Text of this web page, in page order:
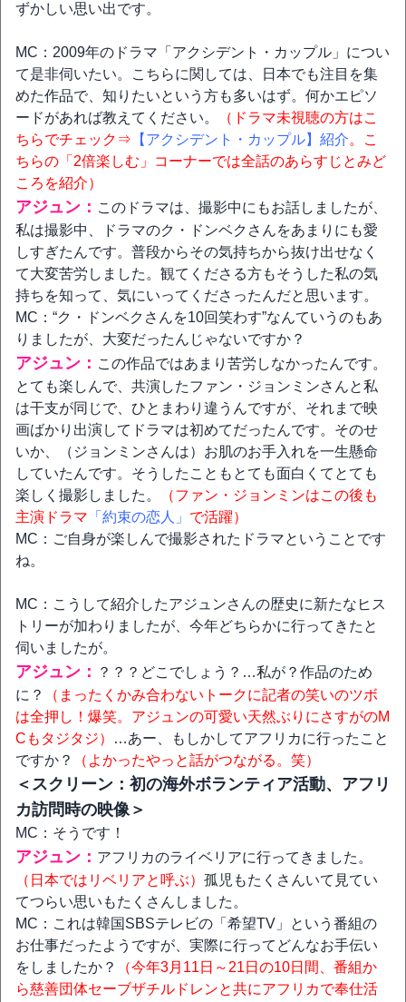
ずかしい思い出です。
MC：2009年のドラマ「アクシデント・カップル」につい
て是非伺いたい。こちらに関しては、日本でも注目を集
めた作品で、知りたいという方も多いはず。何かエピソ
ードがあれば教えてください。
（ドラマ未視聴の方はこ
ちらでチェック⇒ 【アクシデント・カップル】紹介。こ
ちらの「2倍楽しむ」コーナーでは全話のあらすじとみど
ころを紹介）
アジュン： このドラマは、撮影中にもお話しましたが、
私は撮影中、ドラマのク・ドンベクさんをあまりにも愛
しすぎたんです。普段からその気持ちから抜け出せなく
て大変苦労しました。観てくださる方もそうした私の気
持ちを知って、気にいってくださったんだと思います。
MC：“ク・ドンベクさんを10回笑わす”なんていうのもあ
りましたが、大変だったんじゃないですか？
アジュン： この作品ではあまり苦労しなかったんです。
とても楽しんで、共演したファン・ジョンミンさんと私
は干支が同じで、ひとまわり違うんですが、それまで映
画ばかり出演してドラマは初めてだったんです。そのせ
いか、（ジョンミンさんは）お肌のお手入れを一生懸命
していたんです。そうしたこともとても面白くてとても
楽しく撮影しました。
（ファン・ジョンミンはこの後も
主演ドラマ 「約束の恋人」 で活躍）
MC：ご自身が楽しんで撮影されたドラマということです
ね。
MC：こうして紹介したアジュンさんの歴史に新たなヒス
トリーが加わりましたが、今年どちらかに行ってきたと
伺いましたが。
アジュン：
？？？どこでしょう？…私が？作品のため
に？
（まったくかみ合わないトークに記者の笑いのツボ
は全押し！爆笑。アジュンの可愛い天然ぶりにさすがのM
Cもタジタジ）
…あー、もしかしてアフリカに行ったこと
ですか？
（よかったやっと話がつながる。笑）
＜スクリーン：初の海外ボランティア活動、アフリ
カ訪問時の映像＞
MC：そうです！
アジュン： アフリカのライベリアに行ってきました。
（日本ではリベリアと呼ぶ） 孤児もたくさんいて見てい
てつらい思いもたくさんしました。
MC：これは韓国SBSテレビの「希望TV」という番組の
お仕事だったようですが、実際に行ってどんなお手伝い
をしましたか？
（今年3月11日～21日の10日間、番組か
ら慈善団体セーブザチルドレンと共にアフリカで奉仕活